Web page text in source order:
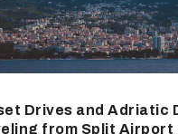
Drives and Adriatic
from Split Airport